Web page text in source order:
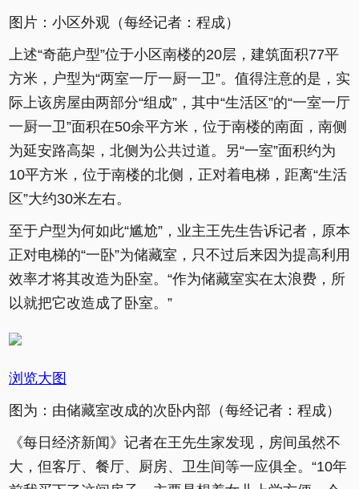
图片：小区外观（每经记者：程成）
上述“奇葩户型”位于小区南楼的20层，建筑面积77平
方米，户型为“两室一厅一厨一卫”。值得注意的是，实
际上该房屋由两部分“组成”，其中“生活区”的“一室一厅
一厨一卫”面积在50余平方米，位于南楼的南面，南侧
为延安路高架，北侧为公共过道。另“一室”面积约为
10平方米，位于南楼的北侧，正对着电梯，距离“生活
区”大约30米左右。
至于户型为何如此“尴尬”，业主王先生告诉记者，原本
正对电梯的“一卧”为储藏室，只不过后来因为提高利用
效率才将其改造为卧室。“作为储藏室实在太浪费，所
以就把它改造成了卧室。”
浏览大图
图为：由储藏室改成的次卧内部（每经记者：程成）
《每日经济新闻》记者在王先生家发现，房间虽然不
大，但客厅、餐厅、厨房、卫生间等一应俱全。“10年